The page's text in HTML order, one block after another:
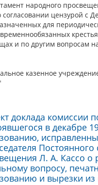
народного
согласовании цензурой с
для
и по другим вопросам
казенное
доклада комиссии
в декабре
Л. А. Кассо о
вопросу,
и вырезки из